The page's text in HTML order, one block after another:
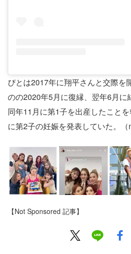
ぴとは2017年に翔平さんと交際を
のの2020年5月に復縁、翌年6月に
同年11月に第1子を出産したこと
に第2子の妊娠を発表していた。（
【Not Sponsored 記事】